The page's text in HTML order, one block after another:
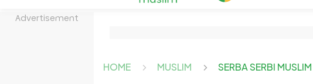
Advertisement
HOME MUSLIM SERBA SERBI MUSLIM